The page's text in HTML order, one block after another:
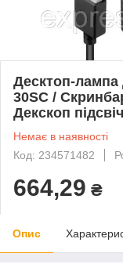
Десктоп-лампа
30SC /
Декскоп
Немає в наявності
Код: 234571482
664,29 ₴
Опис